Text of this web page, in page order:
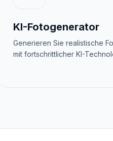
KI-Fotogenerator
Generieren Sie realistische
mit fortschrittlicher KI-